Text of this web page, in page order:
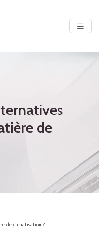
de
de climatisation ?